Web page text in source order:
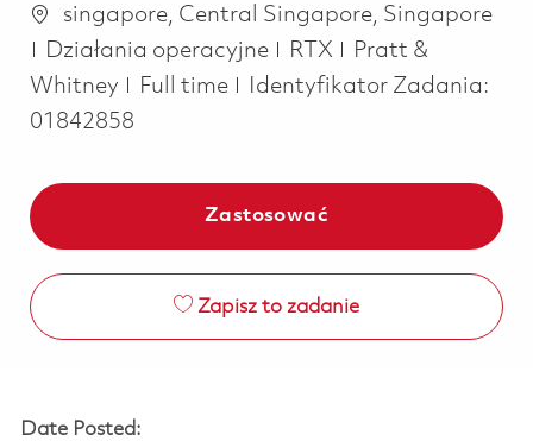
Lokalizacja
singapore, Central Singapore, Singapore
Kategoria
Działania operacyjne RTX
Pratt &
Whitney
Job Type
Full time
Identyfikator Zadania:
01842858
Zastosować
Zapisz to zadanie
Date Posted: